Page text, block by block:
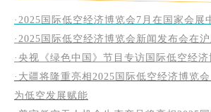
·2025国际低空经济博览会7月在国家会展
· 2025国际低空经济博览会新闻发布会在
·央视《绿色中国》节目专访国际低空经
·大疆将隆重亮相2025国际低空经济博览
为低空发展赋能